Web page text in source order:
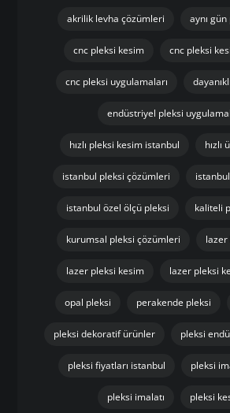
akrilik levha çözümleri aynı
cnc pleksi kesim cnc pleksi
cnc pleksi uygulamaları
endüstriyel pleksi
hızlı pleksi kesim istanbul hızlı
istanbul pleksi çözümleri
istanbul özel ölçü pleksi kaliteli
kurumsal pleksi çözümleri lazer
lazer pleksi kesim lazer pleksi
opal pleksi perakende pleksi
pleksi dekoratif ürünler pleksi
pleksi fiyatları istanbul pleksi
pleksi imalatı pleksi